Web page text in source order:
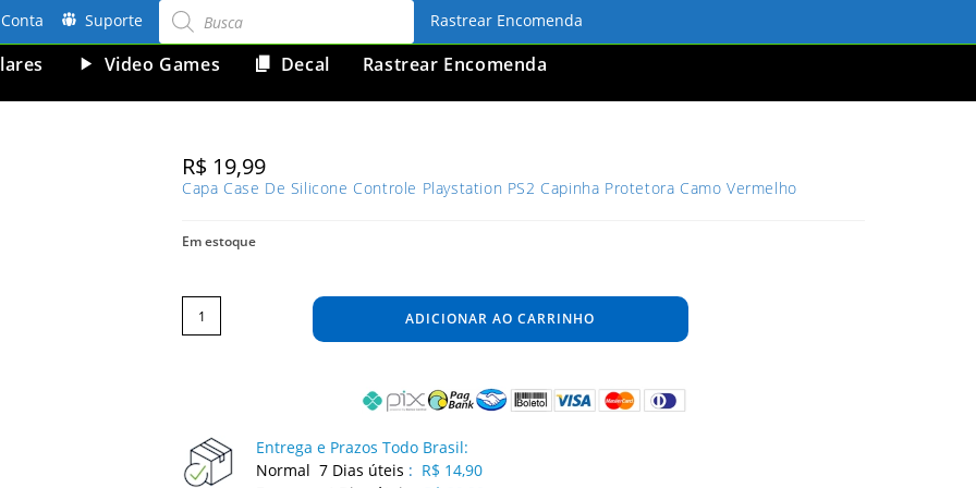
Conta Suporte produtos Rastrear Encomenda
Video Games Decal Rastrear Encomenda
R$ 19,99
Capa Case De Silicone Controle Playstation PS2 Capinha Protetora Camo Vermelho
Em estoque
Capa
Case
De
Silicone
Controle
Playstation
ADICIONAR AO CARRINHO
Entrega e Prazos Todo Brasil:
Normal 7 Dias úteis : R$ 14,90